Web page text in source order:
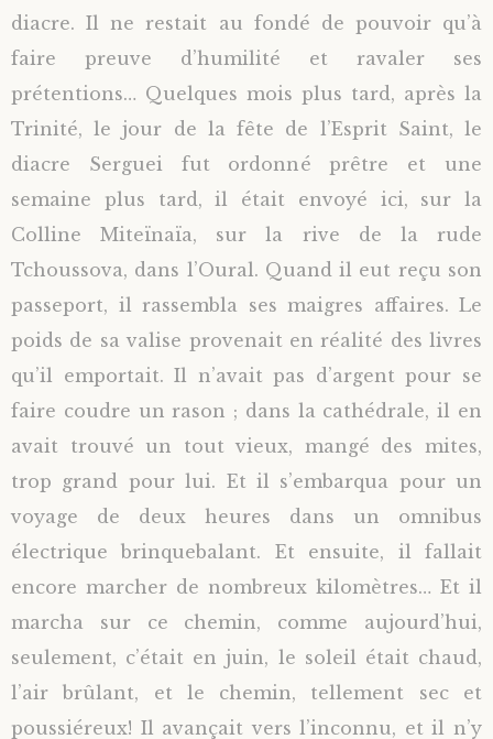
diacre. Il ne restait au fondé de pouvoir qu’à
faire preuve d’humilité et ravaler ses
prétentions… Quelques mois plus tard, après la
Trinité, le jour de la fête de l’Esprit Saint, le
diacre Serguei fut ordonné prêtre et une
semaine plus tard, il était envoyé ici, sur la
Colline Miteïnaïa, sur la rive de la rude
Tchoussova, dans l’Oural. Quand il eut reçu son
passeport, il rassembla ses maigres affaires. Le
poids de sa valise provenait en réalité des livres
qu’il emportait. Il n’avait pas d’argent pour se
faire coudre un rason ; dans la cathédrale, il en
avait trouvé un tout vieux, mangé des mites,
trop grand pour lui. Et il s’embarqua pour un
voyage de deux heures dans un omnibus
électrique brinquebalant. Et ensuite, il fallait
encore marcher de nombreux kilomètres… Et il
marcha sur ce chemin, comme aujourd’hui,
seulement, c’était en juin, le soleil était chaud,
l’air brûlant, et le chemin, tellement sec et
poussiéreux! Il avançait vers l’inconnu, et il n’y